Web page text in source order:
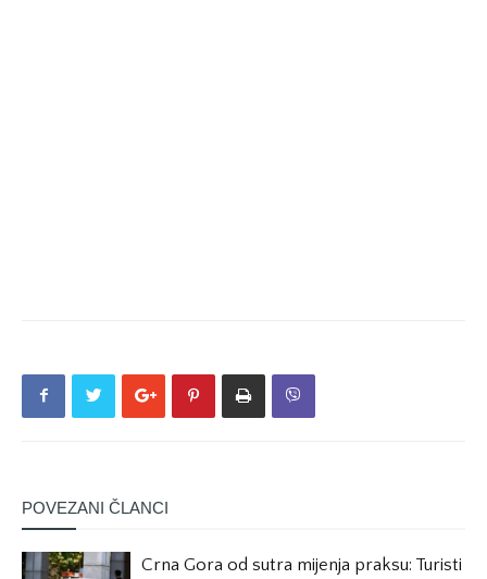
POVEZANI ČLANCI
Crna Gora od sutra mijenja praksu: Turisti